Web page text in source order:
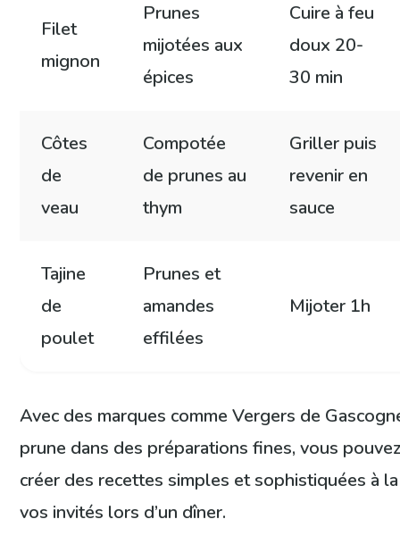
Filet
mignon
Prunes
mijotées aux
épices
Cuire à feu
doux 20-
30 min
Côtes
de
veau
Compotée
de prunes au
thym
Griller puis
revenir en
sauce
Tajine
de
poulet
Prunes et
amandes
effilées
Mijoter 1h
Avec des marques comme Vergers de
prune dans des préparations fines, vous
créer des recettes simples et sophistiquées à
vos invités lors d’un dîner.